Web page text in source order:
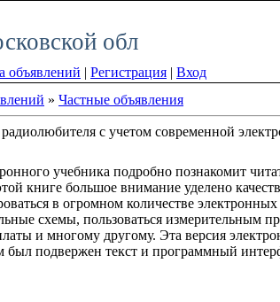
обл
объявлений | Регистрация | Вход
» Частные объявления
с учетом современной
учебника подробно познакомит
книге большое внимание уделено
в огромном количестве
схемы, пользоваться измерительным
и многому другому. Эта версия
подвержен текст и программный